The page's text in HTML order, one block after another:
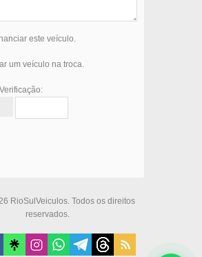
este veículo.
um veículo na troca.
RioSulVeiculos. Todos os direitos
reservados.